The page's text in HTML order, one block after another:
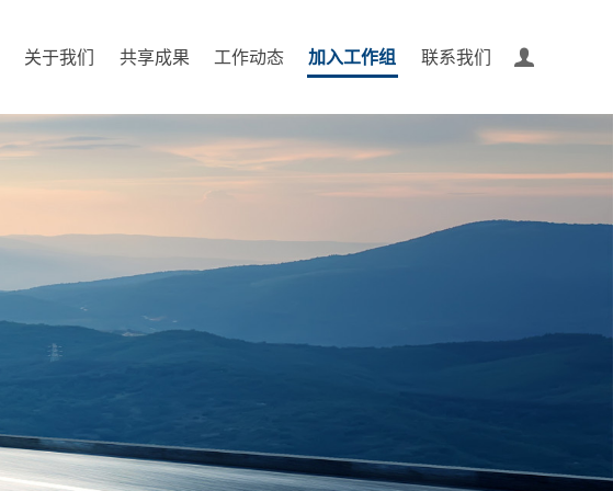
关于我们 共享成果 工作动态 加入工作组 联系我们